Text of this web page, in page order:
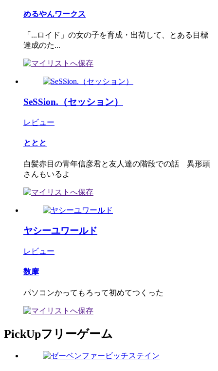
めるやんワークス
「...ロイド」の女の子を育成・出荷して、とある目標
達成のた...
SeSSion.（セッション）
レビュー
ととと
白髪赤目の青年信彦君と友人達の階段での話 異形頭
さんもいるよ
ヤシーユワールド
レビュー
数摩
パソコンかってもろって初めてつくった
PickUpフリーゲーム